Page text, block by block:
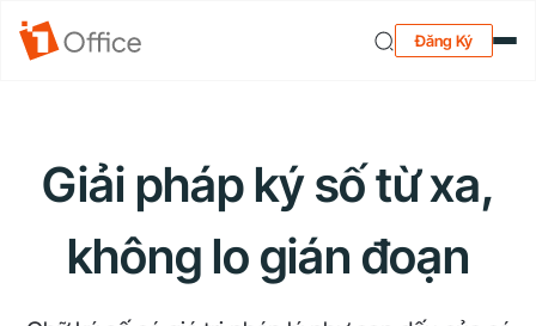
Đăng Ký
Giải pháp ký số từ xa,
không lo gián đoạn